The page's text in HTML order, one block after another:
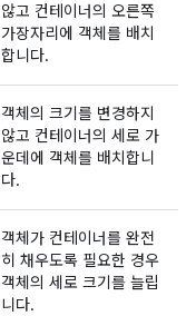
않고 컨테이너의 오른쪽
가장자리에 객체를 배치
합니다.
객체의 크기를 변경하지
않고 컨테이너의 세로 가
운데에 객체를 배치합니
다.
객체가 컨테이너를 완전
히 채우도록 필요한 경우
객체의 세로 크기를 늘립
니다.